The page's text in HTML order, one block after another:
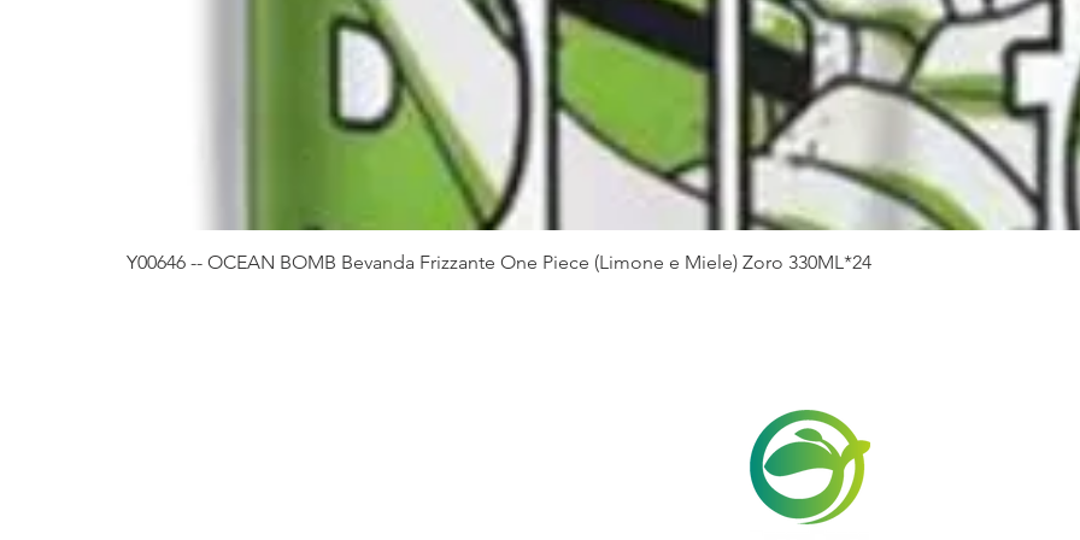
Vista rapida
Y00646 -- OCEAN BOMB Bevanda Frizzante One Piece (Limone e Miele) Zoro 330ML*24